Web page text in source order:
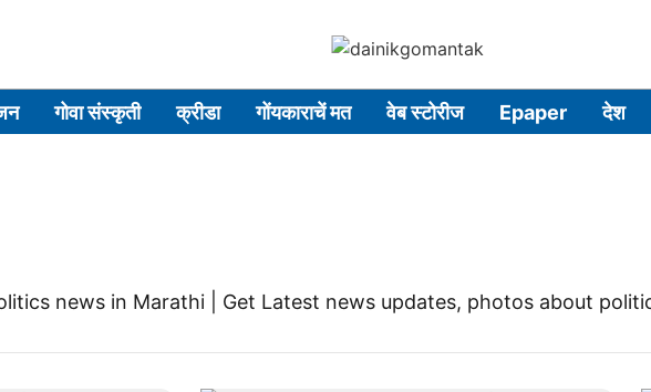
गोवा संस्कृती क्रीडा गोंयकाराचें मत वेब स्टोरीज Epaper देश
news in Marathi | Get Latest news updates, photos about